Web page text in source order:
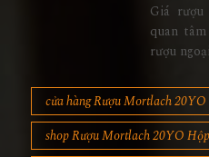
Giá
quan
rượu ngoại
cửa hàng Rượu Mortlach
shop Rượu Mortlach 20YO